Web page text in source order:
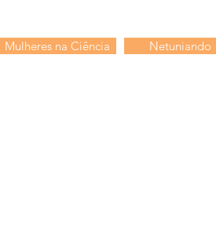
Mulheres na Ciência Netuniando